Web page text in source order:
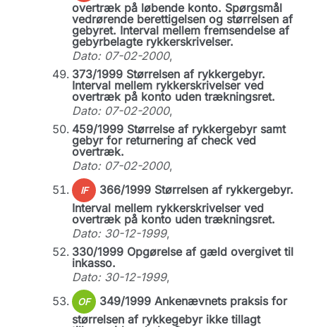
overtræk på løbende konto. Spørgsmål
vedrørende berettigelsen og størrelsen af
gebyret. Interval mellem fremsendelse af
gebyrbelagte rykkerskrivelser.
Dato: 07-02-2000,
373/1999 Størrelsen af rykkergebyr.
Interval mellem rykkerskrivelser ved
overtræk på konto uden trækningsret.
Dato: 07-02-2000,
459/1999 Størrelse af rykkergebyr samt
gebyr for returnering af check ved
overtræk.
Dato: 07-02-2000,
IF
366/1999 Størrelsen af rykkergebyr.
Interval mellem rykkerskrivelser ved
overtræk på konto uden trækningsret.
Dato: 30-12-1999,
330/1999 Opgørelse af gæld overgivet til
inkasso.
Dato: 30-12-1999,
OF
349/1999 Ankenævnets praksis for
størrelsen af rykkegebyr ikke tillagt